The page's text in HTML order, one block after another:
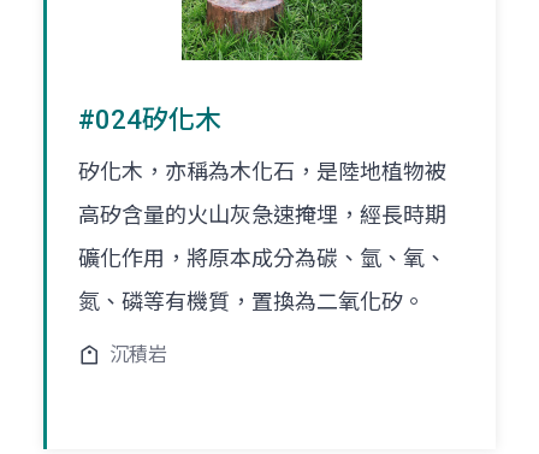
#024矽化木
矽化木，亦稱為木化石，是陸地植物被
高矽含量的火山灰急速掩埋，經長時期
礦化作用，將原本成分為碳、氫、氧、
氮、磷等有機質，置換為二氧化矽。
沉積岩